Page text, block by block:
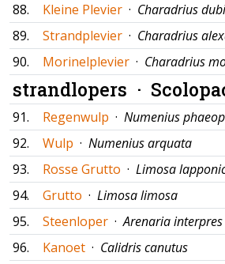
88.
Kleine Plevier · Charadrius
89.
Strandplevier · Charadrius
90.
Morinelplevier · Charadrius
strandlopers ·
91. Regenwulp · Numenius
92.
Wulp · Numenius arquata
93.
Rosse Grutto · Limosa
94.
Grutto · Limosa limosa
95.
Steenloper ·Arenaria interpres
96.
Kanoet · Calidris canutus